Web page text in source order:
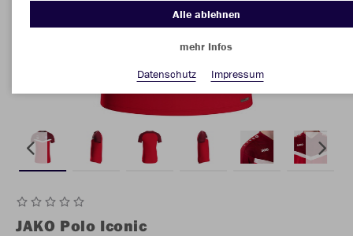
JAKO Polo Iconic
Alle ablehnen
mehr Infos
Datenschutz
Impressum